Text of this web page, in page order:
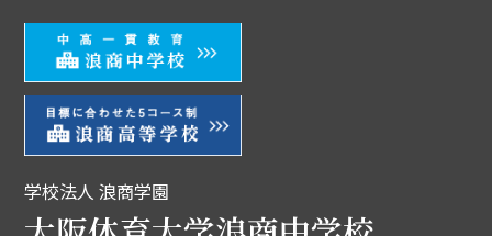
学校法人 浪商学園